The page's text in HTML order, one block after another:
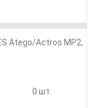
Atego/Actros МР2,
0 шт.